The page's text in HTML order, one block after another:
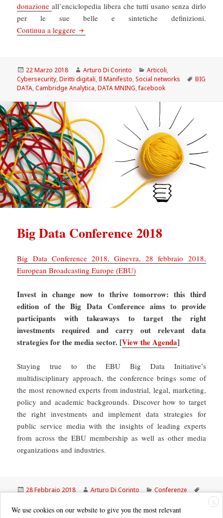
donazioneall’enciclopedia libera che tutti usano senza dirlo
per le sue belle e sintetiche definizioni.
Continua a leggere Il Manifesto: Facebook e big data, quando
Scritto
il
22 Marzo 2018 Autore
Arturo Di Corinto Categorie
Articoli,
Cybersecurity,Diritti digitali,Il Manifesto,Social networks Tag
BIG
DATA,Cambridge Analytica,DATA MNING,facebook
Big Data Conference 2018
Big Data Conference 2018, Ginevra, 28 febbraio 2018,
European Broadcasting Europe (EBU)
Invest in change now to thrive tomorrow: this third
edition of the Big Data Conference aims to provide
participants with takeaways to target the right
investments required and carry out relevant data
strategies for the media sector. [View the Agenda]
Staying true to the EBU Big Data Initiative’s
multidisciplinary approach, the conference brings some of
the most renowned experts from industrial, legal, marketing,
policy and academic backgrounds. Discover how to target
the right investments and implement data strategies for
public service media with the insights of leading experts
from across the EBU membership as well as other media
organizations and industries.
Scritto
28 Febbraio 2018 Autore
Arturo Di Corinto Categorie
Conferenze
X
We use cookies on our website to give you the most relevant